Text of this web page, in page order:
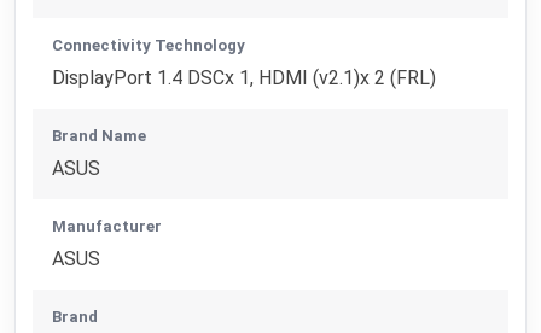
Connectivity Technology
DisplayPort 1.4 DSCx 1, HDMI (v2.1)x 2 (FRL)
Brand Name
ASUS
Manufacturer
ASUS
Brand